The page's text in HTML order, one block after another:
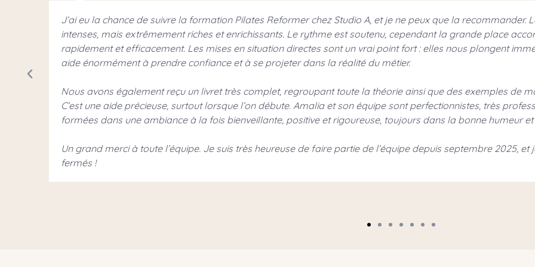
Une formation complète, structurée et extrêmement enrichissante. En tant que débutant en tant que coach
avec toutes les clés pour coacher immédiatement et en toute confiance.
L’accompagnement d’Amalia a été un vrai point fort : toujours disponible, à l’écoute et très précise dans
Son expertise et sa parfaite connaissance du milieu m’ont rassuré du début à la fin. Une formation que je